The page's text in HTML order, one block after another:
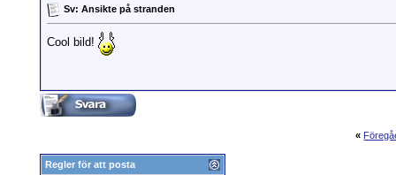
Sv: Ansikte på stranden
Cool bild!
«
Regler för att posta